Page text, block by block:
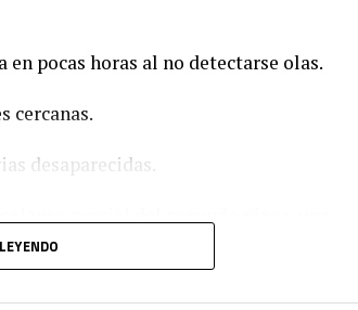
pocas horas al no detectarse olas.
cercanas.
desaparecidas.